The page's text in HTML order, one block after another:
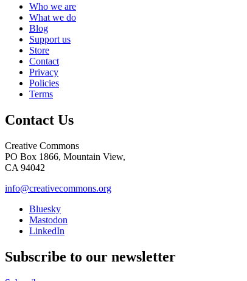
Who we are
What we do
Blog
Support us
Store
Contact
Privacy
Policies
Terms
Contact Us
Creative Commons
PO Box 1866, Mountain View,
CA 94042
info@creativecommons.org
Bluesky
Mastodon
LinkedIn
Subscribe to our newsletter